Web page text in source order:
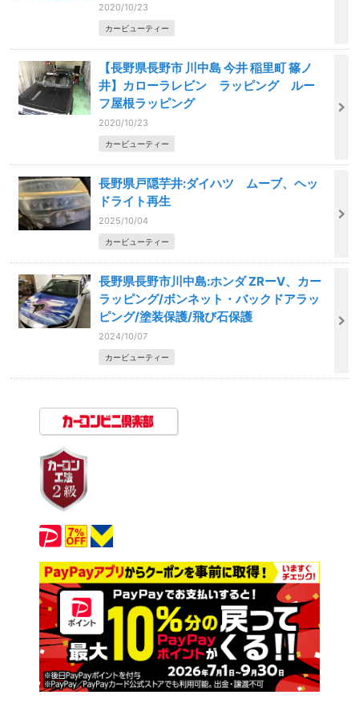
2020/10/23
カービューティー
【長野県長野市 川中島 今井 稲里町 篠ノ
井】カローラレビン ラッピング ルー
フ屋根ラッピング
2020/10/23
カービューティー
長野県戸隠芋井:ダイハツ ムーブ、ヘッ
ドライト再生
2025/10/04
カービューティー
長野県長野市川中島:ホンダ ZRーV、カー
ラッピング/ボンネット・バックドアラッ
ピング/塗装保護/飛び石保護
2024/10/07
カービューティー